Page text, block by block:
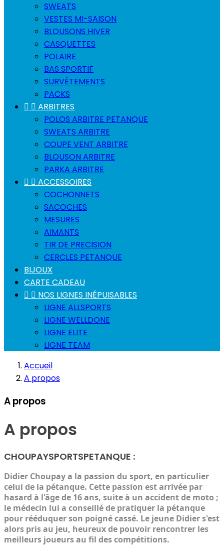
SWEATS
VESTES MI-SAISON
BLOUSONS HIVER
CASQUETTES
POLAIRE
BAS SPORTIF
SURVÊTEMENTS
PACKS
  ARBITRES
POLOS ARBITRE PETANQUE
SWEATS ARBITRE
COUPE VENT ARBITRE
BLOUSON ARBITRE
PARKA ARBITRE
  ACCESSOIRES
COCHONNETS
SACOCHES
MESURES
AIMANTS
TIR DE PRECISION
CERCLES PETANQUE
BIJOUX
CARTE CADEAU
  NOS LIGNES INÉPUISABLES
LIGNE ALLSPORTS
LIGNE WELLDONE
LIGNE ELITE
LIGNE TEAM
Accueil
A propos
A propos
A propos
CHOUPAYSPORTSPETANQUE :
Didier Choupay a la passion du sport, en particulier
celui de la pétanque. Cette passion est arrivée par
hasard à l'âge de 16 ans, suite à un accident de moto ;
le médecin lui a conseillé de pratiquer la pétanque
pour rééduquer son poigné cassé. Le jeune Didier s'est
alors pris au jeu, heureux de pouvoir rencontrer les
meilleurs joueurs au fil des compétitions.